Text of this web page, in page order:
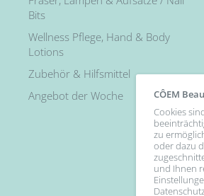
Bits
Wellness Pflege, Hand & Body
Lotions
Zubehör & Hilfsmittel
Angebot der Woche
CÔEM
Cookies
zu
oder dazu
und Ihnen